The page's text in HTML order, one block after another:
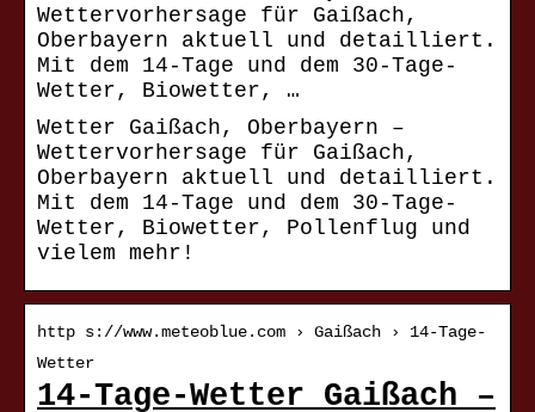
Wettervorhersage für Gaißach,
Oberbayern aktuell und detailliert.
Mit dem 14-Tage und dem 30-Tage-
Wetter, Biowetter, …
Wetter Gaißach, Oberbayern –
Wettervorhersage für Gaißach,
Oberbayern aktuell und detailliert.
Mit dem 14-Tage und dem 30-Tage-
Wetter, Biowetter, Pollenflug und
vielem mehr!
http s://www.meteoblue.com › Gaißach › 14-Tage-
Wetter
14-Tage-Wetter Gaißach –